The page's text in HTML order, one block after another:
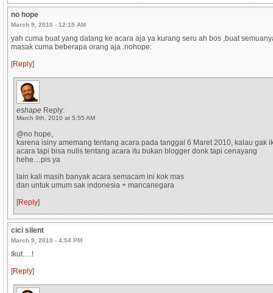
no hope
March 9, 2010 - 12:15 AM
yah cuma buat yang datang ke acara aja ya kurang seru ah bos ,buat
masak cuma beberapa orang aja :nohope:
[Reply]
eshape Reply:
March 9th, 2010 at 5:55 AM
@no hope,
karena isiny amemang tentang acara pada tanggal 6 Maret 2010, kalau gak
acara tapi bisa nulis tentang acara itu bukan blogger donk tapi cenayang
hehe…pis ya
lain kali masih banyak acara semacam ini kok mas
dan untuk umum sak indonesia + mancanegara
[Reply]
cici silent
March 9, 2010 - 4:54 PM
Ikut….!
[Reply]